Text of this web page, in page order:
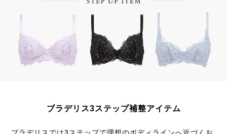
ブラデリス3ステップ補整アイテム
ブラデリスでは3ステップで理想のボディラインへ近づく お